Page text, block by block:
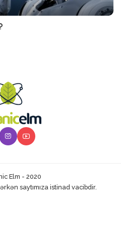
Elm - 2020
saytımıza istinad vacibdir.